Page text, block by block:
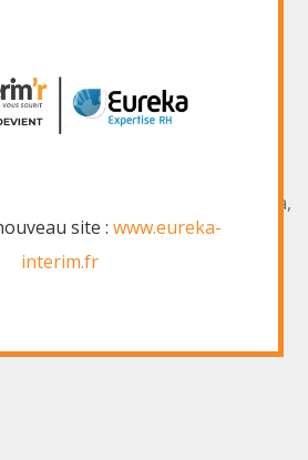
une offre
La Varappe et du groupe
naissance à une offre RH
parcours d’insertion à
grâce aux marques Eureka,
plus à l’écoute de nos
site : www.eureka-
interim.fr